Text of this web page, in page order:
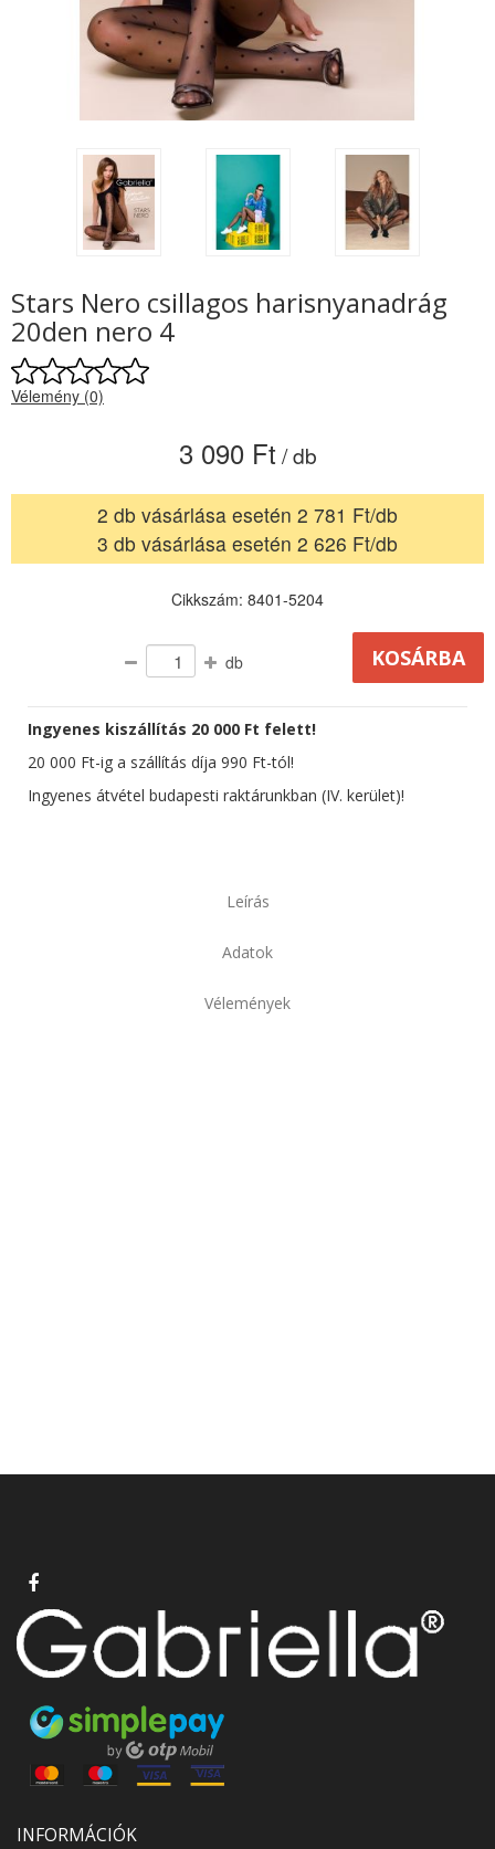
Stars Nero csillagos harisnyanadrág
20den nero 4
Vélemény (0)
3 090 Ft / db
2 db vásárlása esetén 2 781 Ft/db
3 db vásárlása esetén 2 626 Ft/db
Cikkszám: 8401-5204
db
Ingyenes kiszállítás 20 000 Ft felett!
20 000 Ft-ig a szállítás díja 990 Ft-tól!
Ingyenes átvétel budapesti raktárunkban (IV. kerület)!
Leírás
Adatok
Vélemények
INFORMÁCIÓK